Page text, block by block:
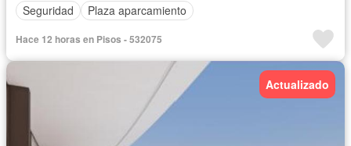
Seguridad
Plaza aparcamiento
Hace 12 horas en Pisos - 532075
Actualizado